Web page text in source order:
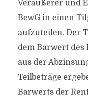
Veräußerer und
BewG in einen
aufzuteilen. Der
dem Barwert des
aus der
Teilbeträge
Barwerts der